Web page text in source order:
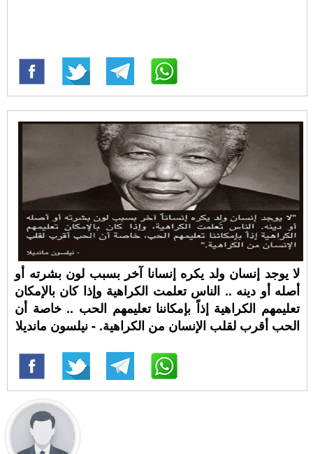
لا يوجد إنسان ولد يكره إنسانا آخر بسبب لون بشرته أو
أصله أو دينه .. الناس تعلمت الكراهية وإذا كان بالإمكان
تعليمهم الكراهية إذاً بإمكاننا تعليمهم الحب .. خاصة أن
الحب أقرب لقلب الإنسان من الكراهية. - نيلسون مانديلا